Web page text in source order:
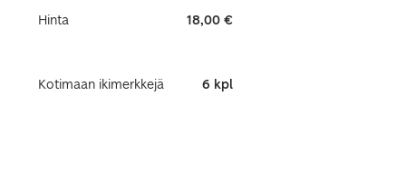
Hinta 18,00 €
Kotimaan ikimerkkejä 6 kpl